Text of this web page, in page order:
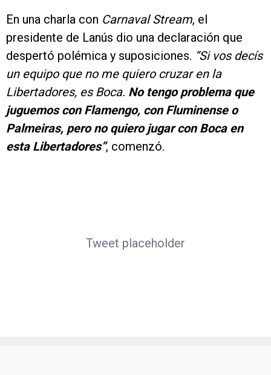
En una charla con Carnaval Stream, el
presidente de Lanús dio una declaración que
despertó polémica y suposiciones. “Si vos decís
un equipo que no me quiero cruzar en la
Libertadores, es Boca. No tengo problema que
juguemos con Flamengo, con Fluminense o
Palmeiras, pero no quiero jugar con Boca en
esta Libertadores”, comenzó.
Tweet placeholder